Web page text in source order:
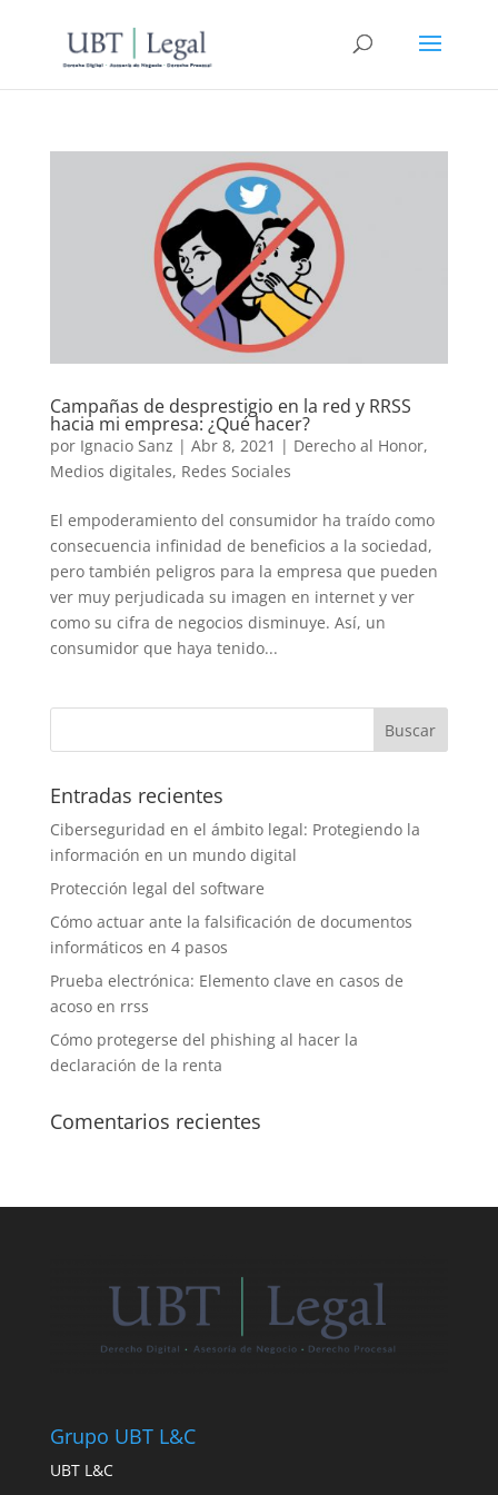
Campañas de desprestigio en la red y RRSS
hacia mi empresa: ¿Qué hacer?
por Ignacio Sanz | Abr 8, 2021 | Derecho al Honor,
Medios digitales, Redes Sociales
El empoderamiento del consumidor ha traído como
consecuencia infinidad de beneficios a la sociedad,
pero también peligros para la empresa que pueden
ver muy perjudicada su imagen en internet y ver
como su cifra de negocios disminuye. Así, un
consumidor que haya tenido...
Entradas recientes
Ciberseguridad en el ámbito legal: Protegiendo la
información en un mundo digital
Protección legal del software
Cómo actuar ante la falsificación de documentos
informáticos en 4 pasos
Prueba electrónica: Elemento clave en casos de
acoso en rrss
Cómo protegerse del phishing al hacer la
declaración de la renta
Comentarios recientes
Grupo UBT L&C
UBT L&C